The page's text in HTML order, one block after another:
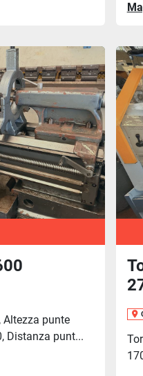
Altezza punte
Distanza punt...